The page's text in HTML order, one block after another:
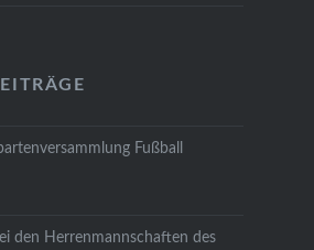
Fußball
den Herrenmannschaften des